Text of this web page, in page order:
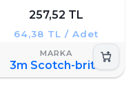
257,52 TL
64,38 TL / Adet
3m Scotch-brite